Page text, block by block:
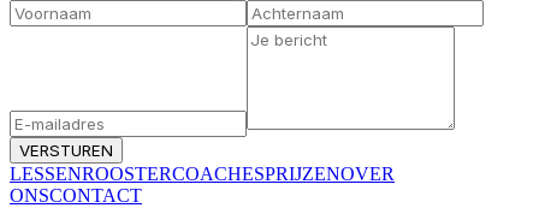
VERSTUREN
LESSENROOSTERCOACHESPRIJZENOVER
ONSCONTACT